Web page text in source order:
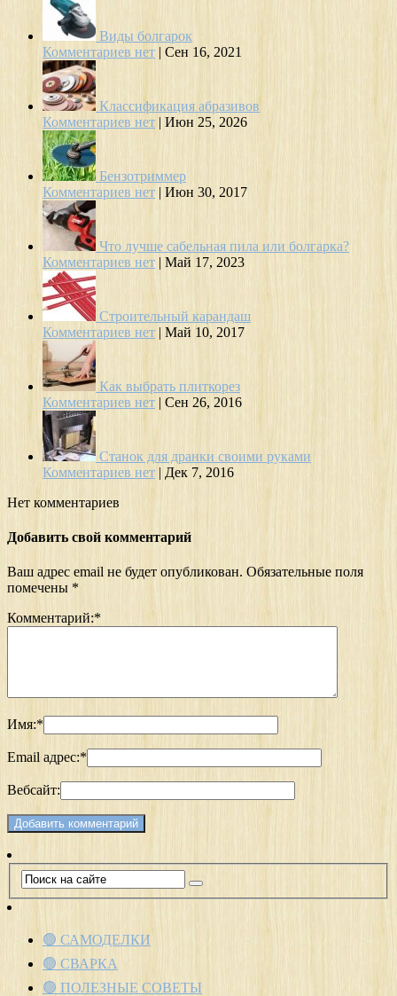
Виды болгарок
Комментариев нет | Сен 16, 2021
Классификация абразивов
Комментариев нет | Июн 25, 2026
Бензотриммер
Комментариев нет | Июн 30, 2017
Что лучше сабельная пила или болгарка?
Комментариев нет | Май 17, 2023
Строительный карандаш
Комментариев нет | Май 10, 2017
Как выбрать плиткорез
Комментариев нет | Сен 26, 2016
Станок для дранки своими руками
Комментариев нет | Дек 7, 2016
Нет комментариев
Добавить свой комментарий
Ваш адрес email не будет опубликован. Обязательные поля
помечены *
Комментарий:*
Имя:*
Email адрес:*
Вебсайт:
🟢 САМОДЕЛКИ
🟢 СВАРКА
🟢 ПОЛЕЗНЫЕ СОВЕТЫ